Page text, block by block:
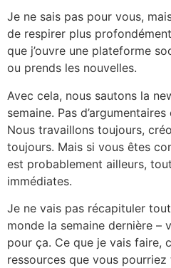
Je ne sais pas pour vous,
de respirer plus
que j’ouvre une plateforme
ou prends les nouvelles.
Avec cela, nous sautons la
semaine. Pas
Nous travaillons toujours,
toujours. Mais si vous êtes
est probablement ailleurs,
immédiates.
Je ne vais pas récapituler
monde la semaine dernière –
pour ça. Ce que je vais faire,
ressources que vous